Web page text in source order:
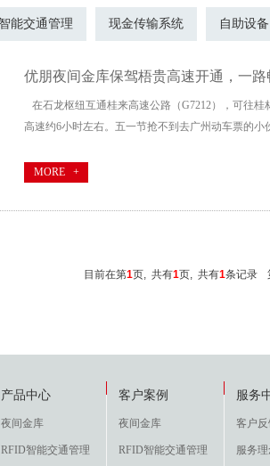
能交通管理 现金传输系统 自助设备
优朋夜间金库保驾梧贵高速开通，一路
在石龙枢纽互通桂来高速公路（G7212），可往
高速约6小时左右。五一节抢不到去广州动车票的
MORE +
目前在第1页, 共有1页, 共有1条记录
产品中心
夜间金库
RFID智能交通管理
客户案例
夜间金库
RFID智能交通管理
服务
客户
服务